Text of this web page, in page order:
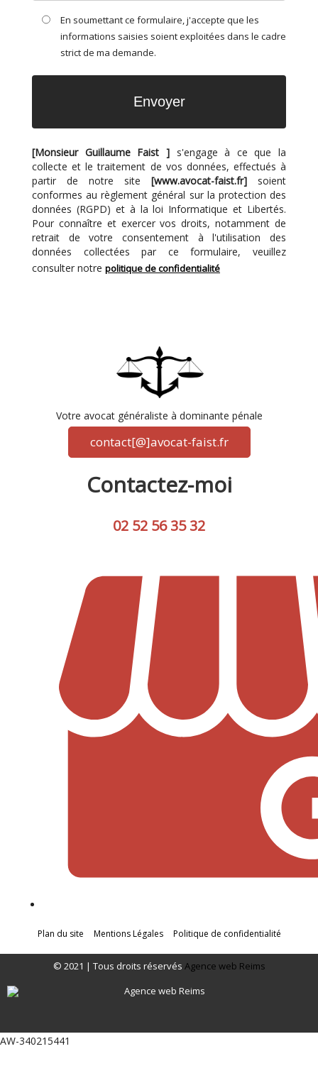
En soumettant ce formulaire, j'accepte que les
informations saisies soient exploitées dans le cadre
strict de ma demande.
[Monsieur Guillaume Faist ]s'engage à ce que la
collecte et le traitement de vos données, effectués à
partir de notre site [www.avocat-faist.fr] soient
conformes au règlement général sur la protection des
données (RGPD) et à la loi Informatique et Libertés.
Pour connaître et exercer vos droits, notamment de
retrait de votre consentement à l'utilisation des
données collectées par ce formulaire, veuillez
consulter notre politique de confidentialité
Votre avocat généraliste à dominante pénale
contact[@]avocat-faist.fr
Contactez-moi
02 52 56 35 32
Plan du site Mentions Légales Politique de confidentialité
© 2021 | Tous droits réservés Agence web Reims
AW-340215441